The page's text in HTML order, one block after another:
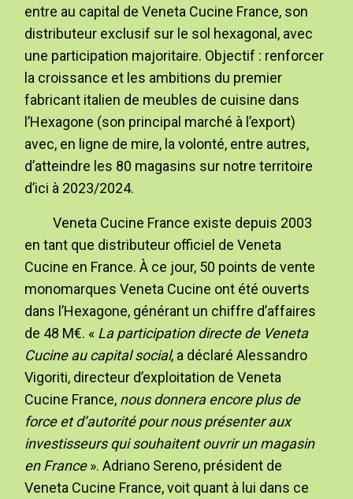
entre au capital de Veneta Cucine France, son
distributeur exclusif sur le sol hexagonal, avec
une participation majoritaire. Objectif : renforcer
la croissance et les ambitions du premier
fabricant italien de meubles de cuisine dans
l’Hexagone (son principal marché à l’export)
avec, en ligne de mire, la volonté, entre autres,
d’atteindre les 80 magasins sur notre territoire
d’ici à 2023/2024.
Veneta Cucine France existe depuis 2003
en tant que distributeur officiel de Veneta
Cucine en France. À ce jour, 50 points de vente
monomarques Veneta Cucine ont été ouverts
dans l’Hexagone, générant un chiffre d’affaires
de 48 M€. « La participation directe de Veneta
Cucine au capital social, a déclaré Alessandro
Vigoriti, directeur d’exploitation de Veneta
Cucine France, nous donnera encore plus de
force et d’autorité pour nous présenter aux
investisseurs qui souhaitent ouvrir un magasin
en France». Adriano Sereno, président de
Veneta Cucine France, voit quant à lui dans ce